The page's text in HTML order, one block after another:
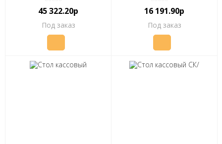
45 322.20р
Под заказ
16 191.90р
Под заказ